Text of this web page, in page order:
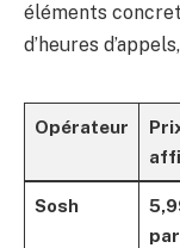
éléments
d’heures
Opérateur
Sosh
par